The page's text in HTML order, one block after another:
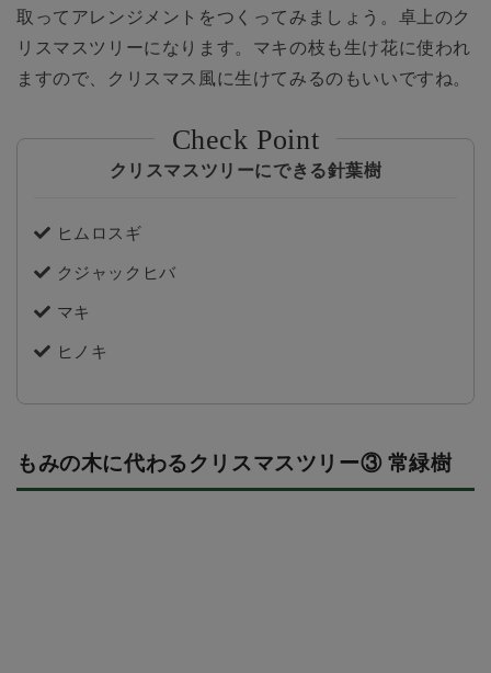
取ってアレンジメントをつくってみましょう。卓上のク
リスマスツリーになります。マキの枝も生け花に使われ
ますので、クリスマス風に生けてみるのもいいですね。
クリスマスツリーにできる針葉樹
ヒムロスギ
クジャックヒバ
マキ
ヒノキ
もみの木に代わるクリスマスツリー③ 常緑樹